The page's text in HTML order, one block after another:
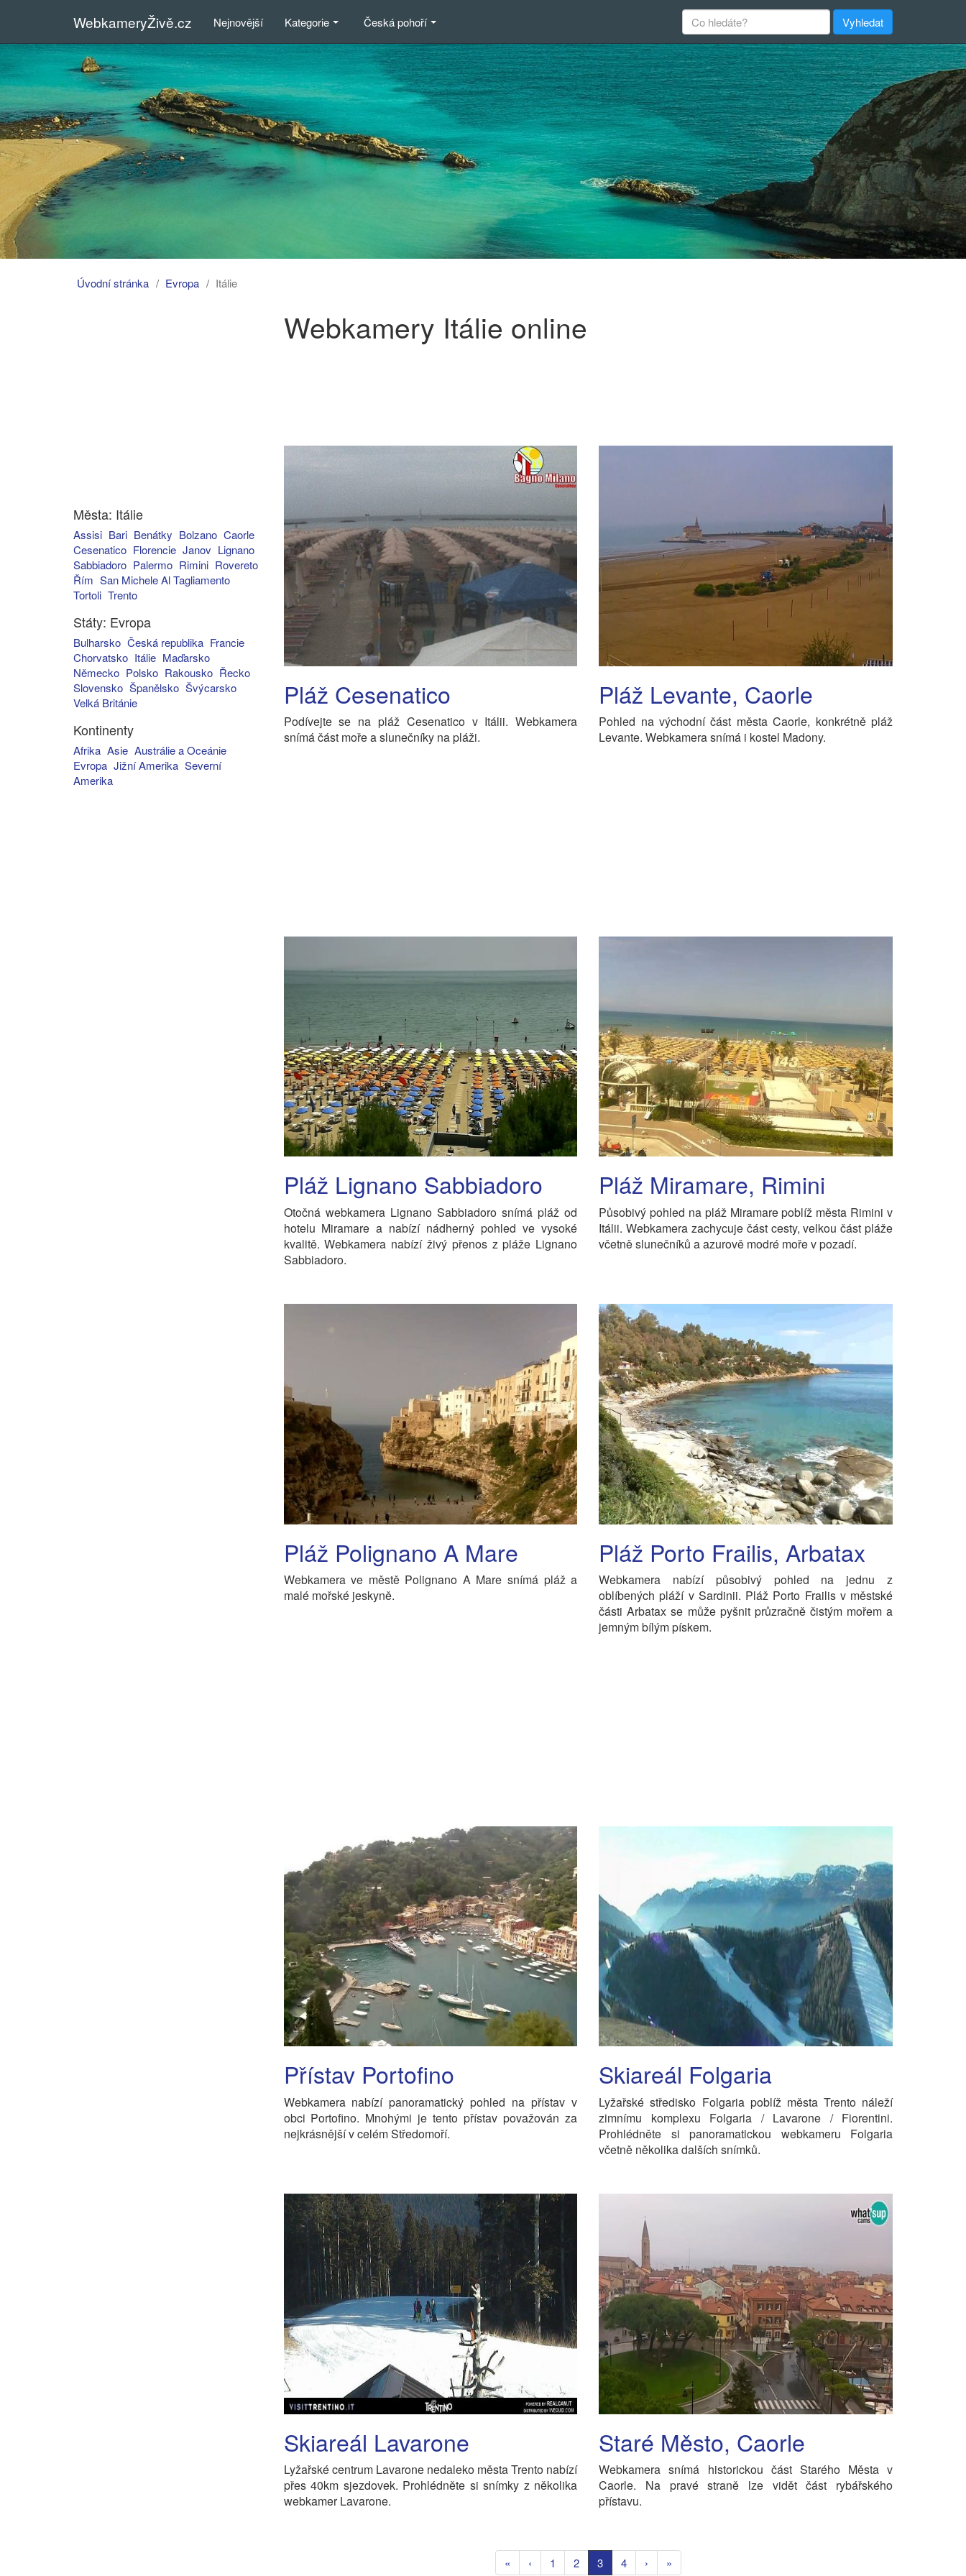
WebkameryŽivě.cz Nejnovější Kategorie Česká pohoří
Úvodní stránka Evropa Itálie
Města: Itálie
Assisi Bari Benátky Bolzano Caorle
Cesenatico Florencie Janov Lignano
Sabbiadoro Palermo Rimini Rovereto
Řím San Michele Al Tagliamento
Tortoli Trento
Státy: Evropa
Bulharsko Česká republika Francie
Chorvatsko Itálie Maďarsko
Německo Polsko Rakousko Řecko
Slovensko Španělsko Švýcarsko
Velká Británie
Kontinenty
Afrika Asie Austrálie a Oceánie
Evropa Jižní Amerika Severní
Amerika
Webkamery Itálie online
Pláž Cesenatico
Podívejte se na pláž Cesenatico v Itálii. Webkamera
snímá část moře a slunečníky na pláži.
Pláž Levante, Caorle
Pohled na východní část města Caorle, konkrétně pláž
Levante. Webkamera snímá i kostel Madony.
Pláž Lignano Sabbiadoro
Otočná webkamera Lignano Sabbiadoro snímá pláž od
hotelu Miramare a nabízí nádherný pohled ve vysoké
kvalitě. Webkamera nabízí živý přenos z pláže Lignano
Sabbiadoro.
Pláž Miramare, Rimini
Působivý pohled na pláž Miramare poblíž města Rimini v
Itálii. Webkamera zachycuje část cesty, velkou část pláže
včetně slunečníků a azurově modré moře v pozadí.
Pláž Polignano A Mare
Webkamera ve městě Polignano A Mare snímá pláž a
malé mořské jeskyně.
Pláž Porto Frailis, Arbatax
Webkamera nabízí působivý pohled na jednu z
oblíbených pláží v Sardinii. Pláž Porto Frailis v městské
části Arbatax se může pyšnit průzračně čistým mořem a
jemným bílým pískem.
Přístav Portofino
Webkamera nabízí panoramatický pohled na přístav v
obci Portofino. Mnohými je tento přístav považován za
nejkrásnější v celém Středomoří.
Skiareál Folgaria
Lyžařské středisko Folgaria poblíž města Trento náleží
zimnímu komplexu Folgaria / Lavarone / Fiorentini.
Prohlédněte si panoramatickou webkameru Folgaria
včetně několika dalších snímků.
Skiareál Lavarone
Lyžařské centrum Lavarone nedaleko města Trento nabízí
přes 40km sjezdovek. Prohlédněte si snímky z několika
webkamer Lavarone.
Staré Město, Caorle
Webkamera snímá historickou část Starého Města v
Caorle. Na pravé straně lze vidět část rybářského
přístavu.
« ‹ 1 2 3 4 › »